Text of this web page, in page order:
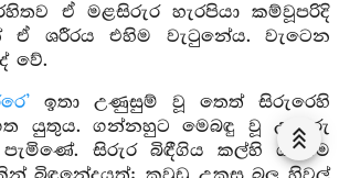
ඒ මළසිරුර හැරපියා කම්වූපරිදි
ඒ ශරීරය එහිම වැටුනේය. වැටෙන
වේ.
ඉතා උණුසුම් වූ තෙත් සිරුරෙහි
යුතුය. ගන්නහුට මෙබඳු වූ උවදුරු
පැමිණේ. සිරුර බිඳීගිය කල්හි ගැනීම